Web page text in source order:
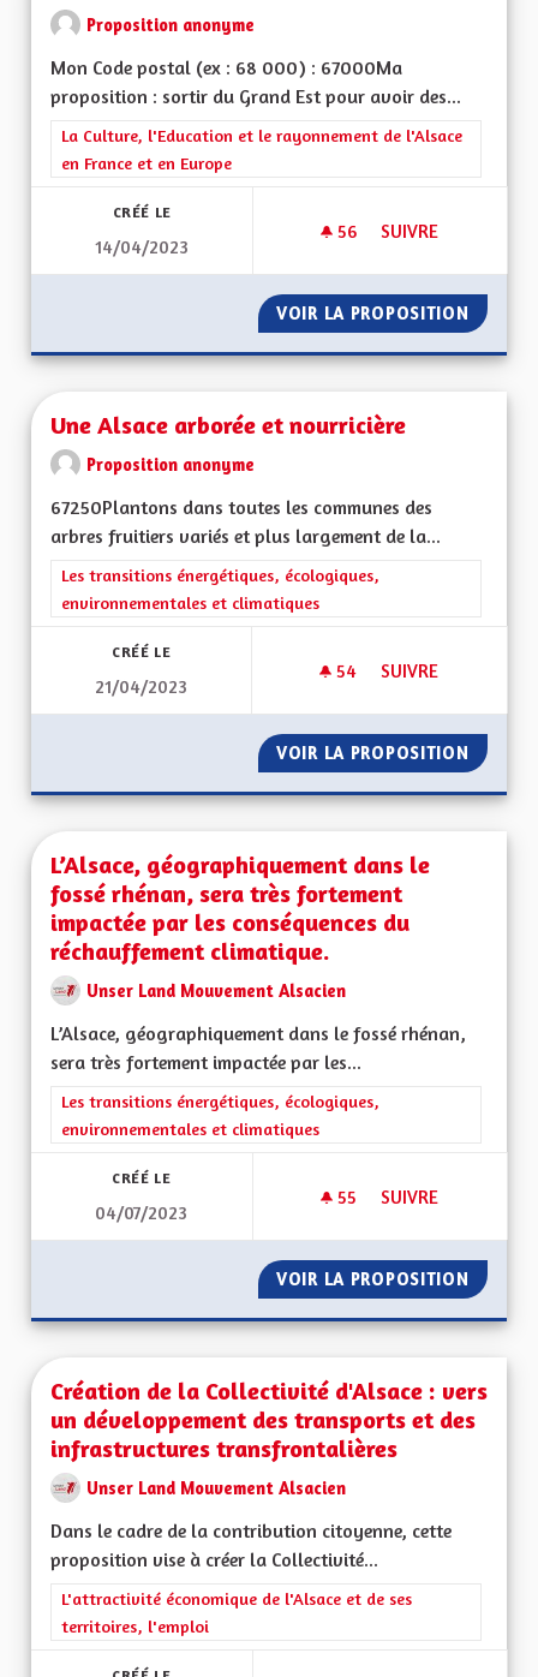
Proposition anonyme
Mon Code postal (ex : 68 000) : 67000Ma
proposition : sortir du Grand Est pour avoir des...
Filtrer les résultats de la catégorie : La Culture, l'Education et
La Culture, l'Education et le rayonnement de l'Alsace
en France et en Europe
CRÉÉ LE
14/04/2023
56 56 ABONNÉS
SUIVRE
VOIR LA PROPOSITION
Une Alsace arborée et nourricière
Proposition anonyme
67250Plantons dans toutes les communes des
arbres fruitiers variés et plus largement de la...
Filtrer les résultats de la catégorie : Les transitions
Les transitions énergétiques, écologiques,
environnementales et climatiques
CRÉÉ LE
21/04/2023
54 54 ABONNÉS
SUIVRE
VOIR LA PROPOSITION UNE
L’Alsace, géographiquement dans le
fossé rhénan, sera très fortement
impactée par les conséquences du
réchauffement climatique.
Unser Land Mouvement Alsacien
L’Alsace, géographiquement dans le fossé rhénan,
sera très fortement impactée par les...
Filtrer les résultats de la catégorie : Les transitions
Les transitions énergétiques, écologiques,
environnementales et climatiques
CRÉÉ LE
04/07/2023
55 55 ABONNÉS
SUIVRE
VOIR LA PROPOSITION
Création de la Collectivité d'Alsace : vers
un développement des transports et des
infrastructures transfrontalières
Unser Land Mouvement Alsacien
Dans le cadre de la contribution citoyenne, cette
proposition vise à créer la Collectivité...
Filtrer les résultats de la catégorie : L'attractivité
L'attractivité économique de l'Alsace et de ses
territoires, l'emploi